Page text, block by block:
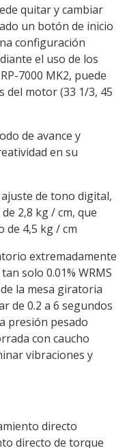
quitar y cambiar
un botón de inicio
configuración
el uso de los
7000 MK2, puede
del motor (33 1/3, 45
de avance y
en su
de tono digital,
2,8 kg / cm, que
de 4,5 kg / cm
extremadamente
solo 0.01% WRMS
la mesa giratoria
de 0.2 a 6 segundos
presión pesado
con caucho
vibraciones y
directo
directo de torque